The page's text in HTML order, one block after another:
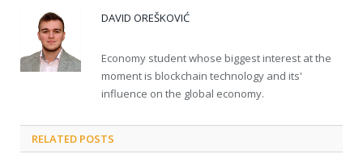
DAVID OREŠKOVIĆ
Economy student whose biggest interest at the
moment is blockchain technology and its'
influence on the global economy.
RELATED POSTS